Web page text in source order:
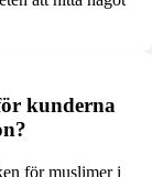
kunderna
för muslimer i